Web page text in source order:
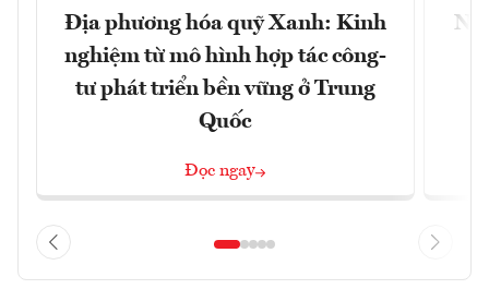
Địa phương hóa quỹ Xanh: Kinh
nghiệm từ mô hình hợp tác công-
tư phát triển bền vững ở Trung
Quốc
Đọc ngay